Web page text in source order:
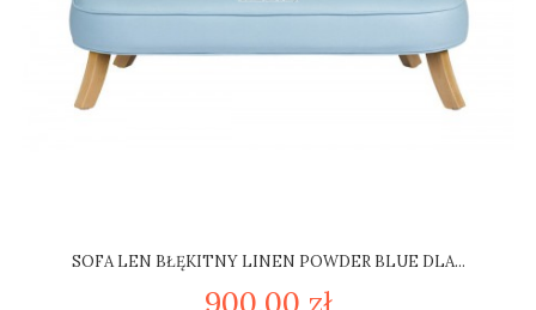
SOFA LEN BŁĘKITNY LINEN POWDER BLUE DLA...